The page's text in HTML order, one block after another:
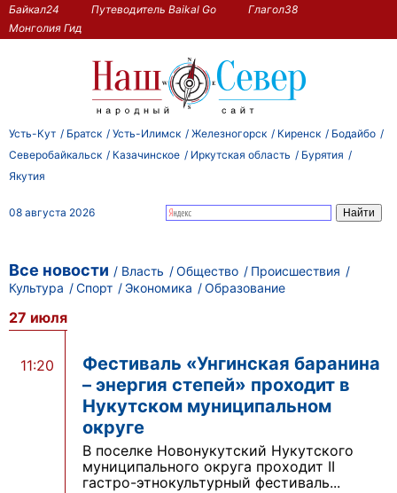
Байкал24 Путеводитель Baikal Go
Глагол38
Монголия Гид
Усть-Кут Братск Усть-Илимск Железногорск Киренск
Бодайбо
Северобайкальск
Казачинское Иркутская область
Бурятия
Якутия
08 августа 2026
Все новости Власть Общество
Происшествия
Культура
Спорт Экономика Образование
27 июля
11:20
Фестиваль «Унгинская баранина
– энергия степей» проходит в
Нукутском муниципальном
округе
В поселке Новонукутский Нукутского
муниципального округа проходит II
гастро-этнокультурный фестиваль...